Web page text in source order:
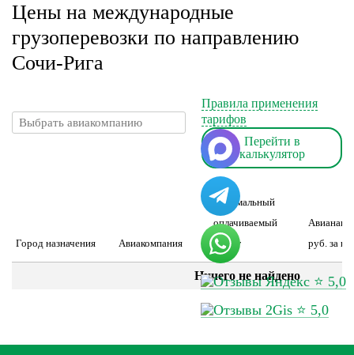
Цены на международные
грузоперевозки по направлению
Сочи-Рига
Правила применения
тарифов
Перейти в
калькулятор
Город назначения Авиакомпания
минимальный
оплачиваемый
вес, кг
руб. за шт.
Ничего не найдено
⭐ 5,0
⭐ 5,0